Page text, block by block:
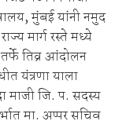
मुंबई यांनी नमुद
मार्ग रस्ते मध्ये
तिव्र आंदोलन
यंत्रणा याला
माजी जि. प. सदस्य
मा. अप्पर सचिव